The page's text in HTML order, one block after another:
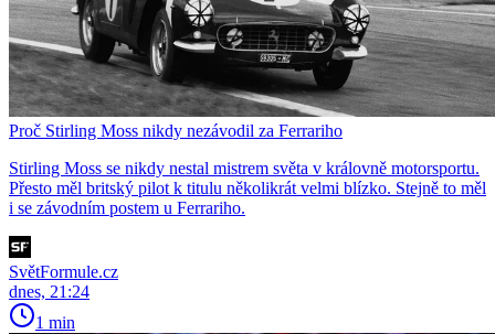
Proč Stirling Moss nikdy nezávodil za Ferrariho
Stirling Moss se nikdy nestal mistrem světa v královně motorsportu.
Přesto měl britský pilot k titulu několikrát velmi blízko. Stejně to měl
i se závodním postem u Ferrariho.
SvětFormule.cz
dnes, 21:24
1 min